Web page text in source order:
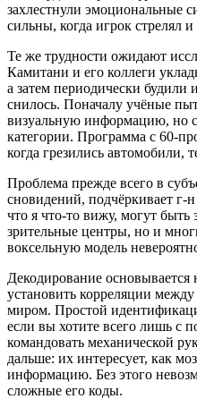
захлестнули эмоциональные
сильны, когда игрок стрелял
Те же трудности ожидают
Камитани и его коллеги
а затем периодически будили
снилось. Поначалу учёные
визуальную информацию, но
категории. Программа с 60-
когда грезились
Проблема прежде всего в
сновидений, подчёркивает г-
что я что-то вижу, могут быть
зрительные центры, но и
воксельную модель
Декодирование
установить корреляции
миром. Простой
если вы хотите всего лишь с
командовать механической
дальше: их интересует, как
информацию. Без этого
сложные его коды.